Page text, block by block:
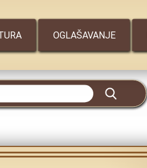
OGLAŠAVANJE